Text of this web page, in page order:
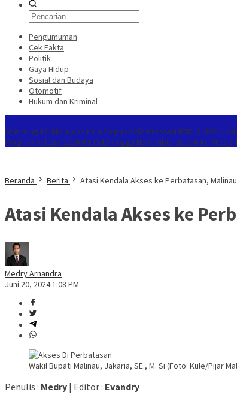
Pengumuman
Cek Fakta
Politik
Gaya Hidup
Sosial dan Budaya
Otomotif
Hukum dan Kriminal
Semaring FC Melaju ke Final Sepak Bola Prestasi BMC V 2026
Porprov Kaltara 2026 Ditunda Hingga NovemberBupati FC Melaju
Beranda Berita Atasi Kendala Akses ke Perbatasan,
Atasi Kendala Akses ke
Medry Arnandra
Juni 20, 2024 1:08 PM
Wakil Bupati Malinau, Jakaria, SE., M. Si (Foto: Kule/Pijar
Penulis : Medry | Editor : Evandry